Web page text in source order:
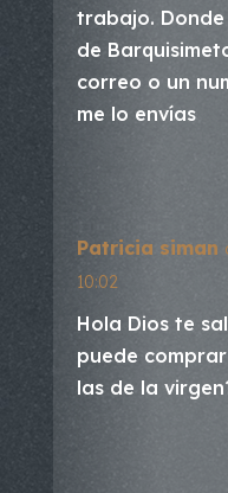
trabajo.
de
correo o un
me lo envías
Patricia siman
10:02
Hola Dios te
puede
las de la